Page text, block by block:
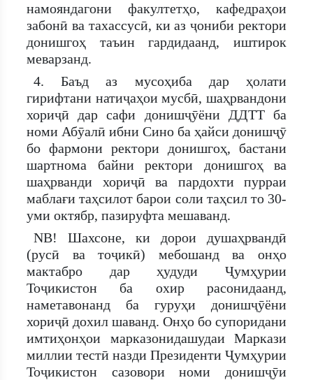
намояндагони факултетҳо, кафедраҳои
забонӣ ва тахассусӣ, ки аз ҷониби ректори
донишгоҳ таъин гардидаанд, иштирок
меварзанд.
4. Баъд аз мусоҳиба дар ҳолати
гирифтани натиҷаҳои мусбӣ, шаҳрвандони
хориҷӣ дар сафи донишҷӯёни ДДТТ ба
номи Абӯалӣ ибни Сино ба ҳайси донишҷӯ
бо фармони ректори донишгоҳ, бастани
шартнома байни ректори донишгоҳ ва
шаҳрванди хориҷӣ ва пардохти пурраи
маблағи таҳсилот барои соли таҳсил то 30-
уми октябр, пазируфта мешаванд.
NB! Шахсоне, ки дорои душаҳрвандӣ
(русӣ ва тоҷикӣ) мебошанд ва онҳо
мактабро дар ҳудуди Ҷумҳурии
Тоҷикистон ба охир расонидаанд,
наметавонанд ба гуруҳи донишҷӯёни
хориҷӣ дохил шаванд. Онҳо бо супоридани
имтиҳонҳои марказонидашудаи Маркази
миллии тестӣ назди Президенти Ҷумҳурии
Тоҷикистон сазовори номи донишҷӯи